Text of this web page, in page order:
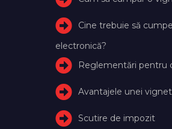
Cine trebuie să
electronică?
Reglementări pentru
Avantajele unei
Scutire de impozit